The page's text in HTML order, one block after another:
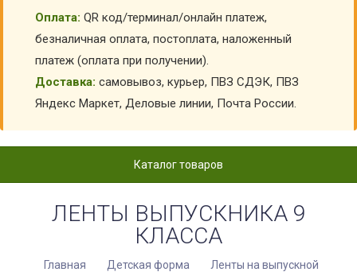
Оплата: QR код/терминал/онлайн платеж,
безналичная оплата, постоплата, наложенный
платеж (оплата при получении).
Доставка: самовывоз, курьер, ПВЗ СДЭК, ПВЗ
Яндекс Маркет, Деловые линии, Почта России.
Каталог товаров
ЛЕНТЫ ВЫПУСКНИКА 9
КЛАССА
Главная Детская форма
Ленты на выпускной